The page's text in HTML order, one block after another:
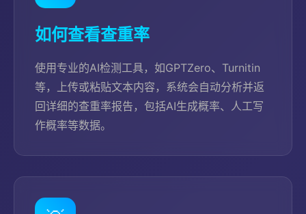
如何查看查重率
使用专业的AI检测工具，如GPTZero、Turnitin
等，上传或粘贴文本内容，系统会自动分析并返
回详细的查重率报告，包括AI生成概率、人工写
作概率等数据。